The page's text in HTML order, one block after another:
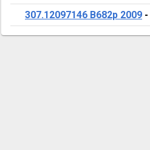
307.12097146 B682p 2009 -